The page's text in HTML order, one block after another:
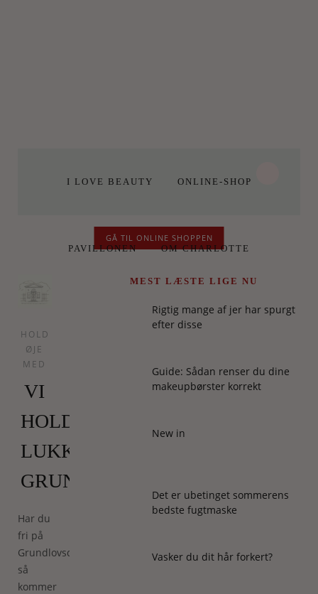
I LOVE BEAUTY ONLINE-SHOP
PAVILLONEN OM CHARLOTTE
GÅ TIL ONLINE SHOPPEN
HOLD
ØJE
MED
VI
HOLDER
LUKKET
GRUNDLOVSDAG
Har du
fri på
Grundlovsdag,
så
kommer
MEST LÆSTE LIGE NU
Rigtig mange af jer har spurgt
efter disse
Guide: Sådan renser du dine
makeupbørster korrekt
New in
Det er ubetinget sommerens
bedste fugtmaske
Vasker du dit hår forkert?